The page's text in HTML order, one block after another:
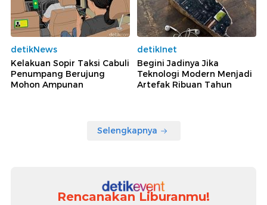
detikNews
Kelakuan Sopir Taksi Cabuli
Penumpang Berujung
Mohon Ampunan
detikInet
Begini Jadinya Jika
Teknologi Modern Menjadi
Artefak Ribuan Tahun
Selengkapnya
Rencanakan Liburanmu!